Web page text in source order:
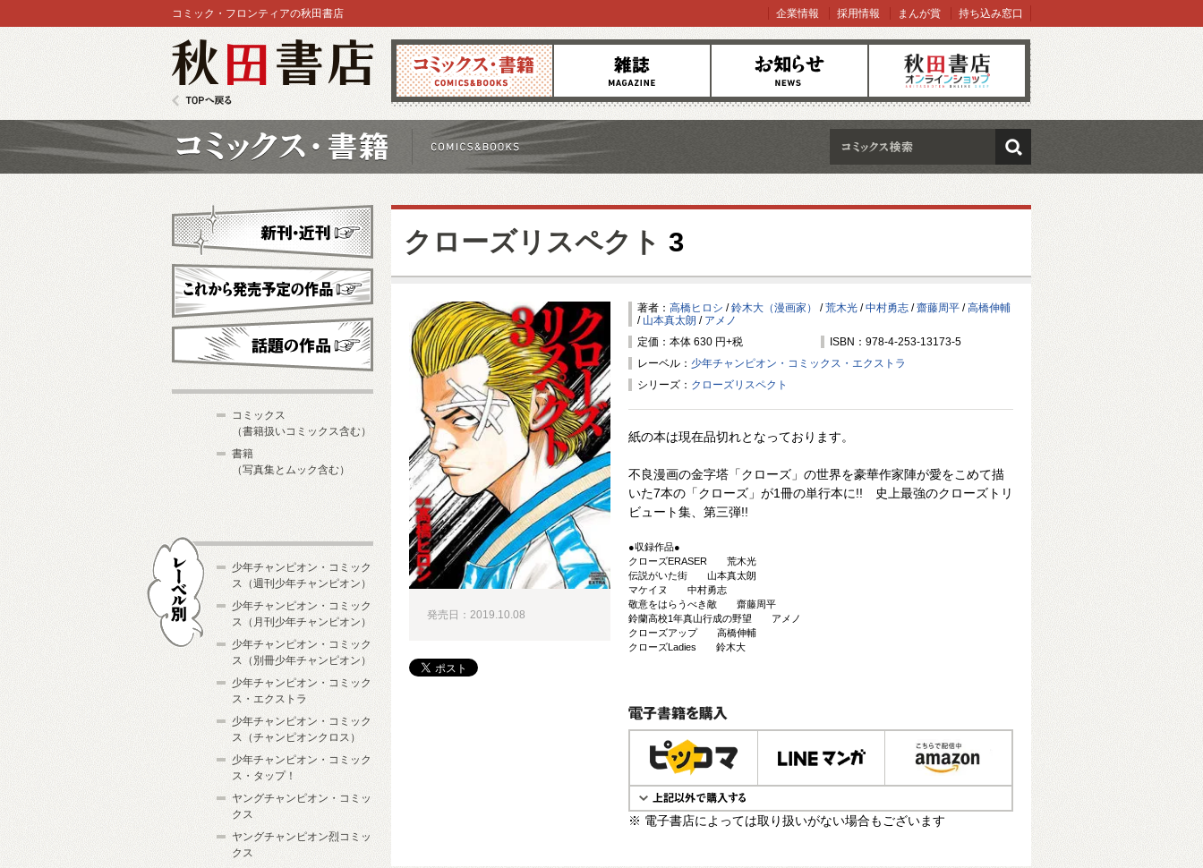
コミックス 雑誌 お知らせ オンラインショップ
コミック・フロンティアの秋田書店 企業情報 採用情報 まんが賞 持ち込み窓口
検索
クローズリスペクト 3
著者： 高橋ヒロシ /鈴木大（漫画家） /荒木光 /中村勇志 /齋藤周平 /高橋伸輔
/ 山本真太朗 / アメノ
定価：本体 630 円+税
ISBN：978-4-253-13173-5
レーベル： 少年チャンピオン・コミックス・エクストラ
シリーズ： クローズリスペクト
紙の本は現在品切れとなっております。
不良漫画の金字塔「クローズ」の世界を豪華作家陣が愛をこめて描
いた7本の「クローズ」が1冊の単行本に!! 史上最強のクローズトリ
ビュート集、第三弾!!
●収録作品●
クローズERASER 荒木光
伝説がいた街 山本真太朗
マケイヌ 中村勇志
敬意をはらうべき敵 齋藤周平
鈴蘭高校1年真山行成の野望 アメノ
クローズアップ 高橋伸輔
クローズLadies 鈴木大
電子書籍で購入
※ 電子書店によっては取り扱いがない場合もございます
発売日：2019.10.08
新刊・近刊
これから発売予定
コミックス
（書籍扱いコミックス含む）
書籍
（写真集とムック含む）
少年チャンピオン・コミック
ス（週刊少年チャンピオン）
少年チャンピオン・コミック
ス（月刊少年チャンピオン）
少年チャンピオン・コミック
ス（別冊少年チャンピオン）
少年チャンピオン・コミック
ス・エクストラ
少年チャンピオン・コミック
ス（チャンピオンクロス）
少年チャンピオン・コミック
ス・タップ！
ヤングチャンピオン・コミッ
クス
ヤングチャンピオン烈コミッ
クス